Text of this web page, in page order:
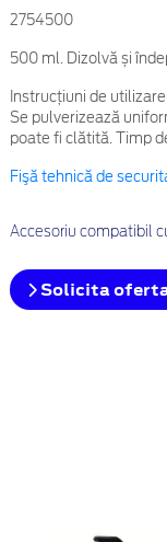
2754500
500 ml. Dizolvă și
Instrucțiuni de
Se pulverizează
poate fi clătită. Timp
Fişă tehnică de
Accesoriu compatibil
Solicita